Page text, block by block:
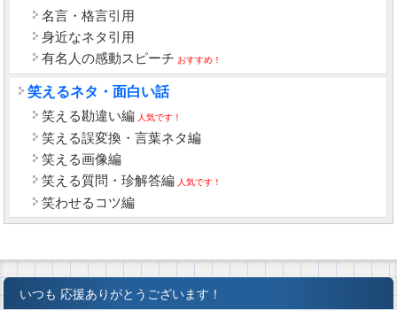
名言・格言引用
身近なネタ引用
有名人の感動スピーチ おすすめ！
笑えるネタ・面白い話
笑える勘違い編 人気です！
笑える誤変換・言葉ネタ編
笑える画像編
笑える質問・珍解答編 人気です！
笑わせるコツ編
いつも 応援ありがとうございます！